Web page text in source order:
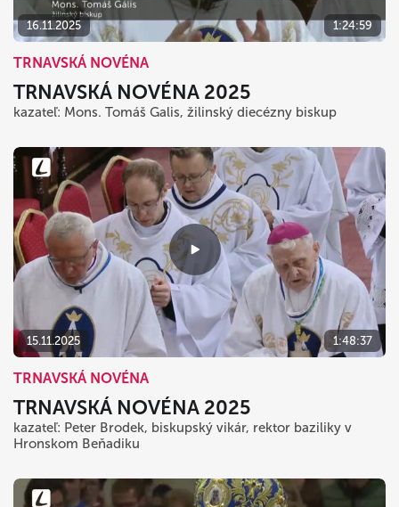
16.11.2025 1:24:59
TRNAVSKÁ NOVÉNA
TRNAVSKÁ NOVÉNA 2025
kazateľ: Mons. Tomáš Galis, žilinský diecézny biskup
15.11.2025 1:48:37
TRNAVSKÁ NOVÉNA
TRNAVSKÁ NOVÉNA 2025
kazateľ: Peter Brodek, biskupský vikár, rektor baziliky v
Hronskom Beňadiku